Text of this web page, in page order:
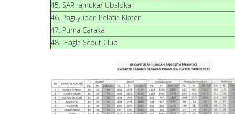
45. SAR ramuka/ Ubaloka
46. Paguyuban Pelatih Klaten
47. Purna Caraka
48. Eagle Scout Club